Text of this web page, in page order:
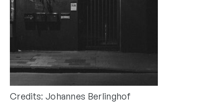
Credits: Johannes Berlinghof